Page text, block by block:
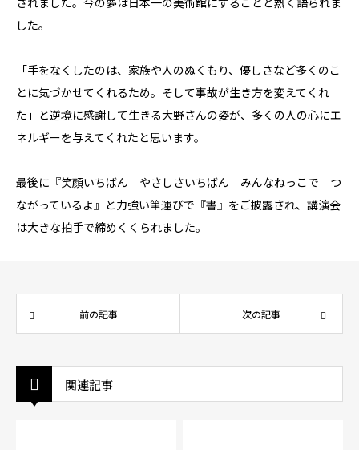
した。
「手をなくしたのは、家族や人のぬくもり、優しさなど多くのこ
とに気づかせてくれるため。そして事故が生き方を変えてくれ
た」と逆境に感謝して生きる大野さんの姿が、多くの人の心にエ
ネルギーを与えてくれたと思います。
最後に『笑顔いちばん やさしさいちばん みんなねっこで つ
ながっているよ』と力強い筆運びで『書』をご披露され、講演会
は大きな拍手で締めくくられました。
前の記事 次の記事
関連記事